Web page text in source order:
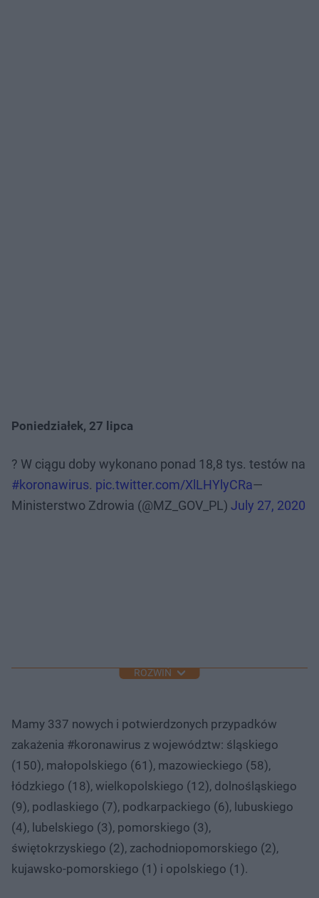
Poniedziałek, 27 lipca
? W ciągu doby wykonano ponad 18,8 tys. testów na
#koronawirus. pic.twitter.com/XlLHYlyCRa—
Ministerstwo Zdrowia (@MZ_GOV_PL) July 27, 2020
ROZWIŃ
Mamy 337 nowych i potwierdzonych przypadków
zakażenia #koronawirus z województw: śląskiego
(150), małopolskiego (61), mazowieckiego (58),
łódzkiego (18), wielkopolskiego (12), dolnośląskiego
(9), podlaskiego (7), podkarpackiego (6), lubuskiego
(4), lubelskiego (3), pomorskiego (3),
świętokrzyskiego (2), zachodniopomorskiego (2),
kujawsko-pomorskiego (1) i opolskiego (1).